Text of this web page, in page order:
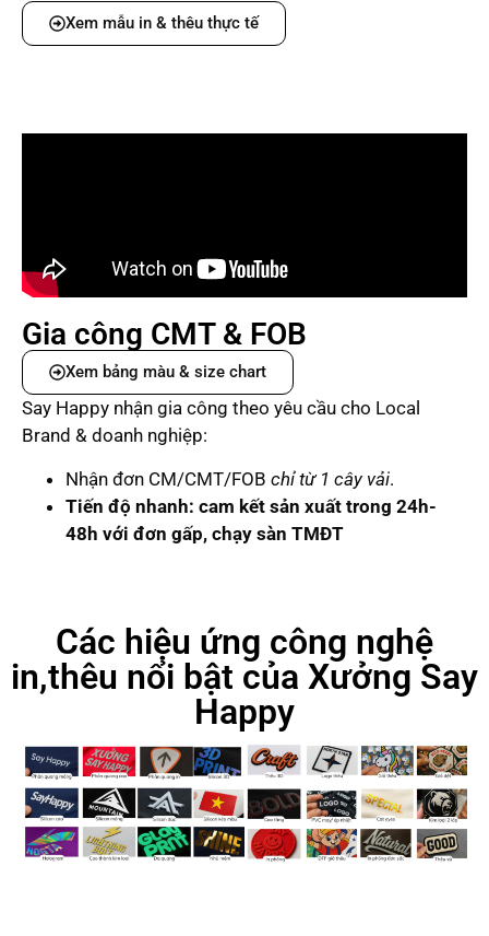
Xem mẫu in & thêu thực tế
Gia công CMT & FOB
Xem bảng màu & size chart
Say Happy nhận gia công theo yêu cầu cho Local
Brand & doanh nghiệp:
Nhận đơn CM/CMT/FOB chỉ từ 1 cây vải.
Tiến độ nhanh: cam kết sản xuất trong 24h-
48h với đơn gấp, chạy sàn TMĐT
Các hiệu ứng công nghệ
in,thêu nổi bật của Xưởng Say
Happy